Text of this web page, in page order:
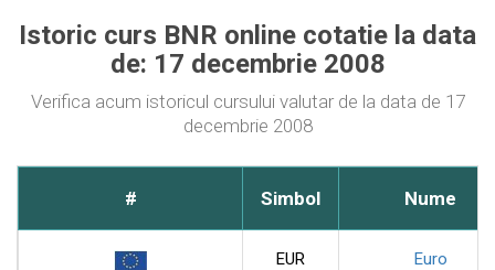
Istoric curs BNR online cotatie la data
de: 17 decembrie 2008
Verifica acum istoricul cursului valutar de la data de 17
decembrie 2008
# Simbol Nume
EUR Euro